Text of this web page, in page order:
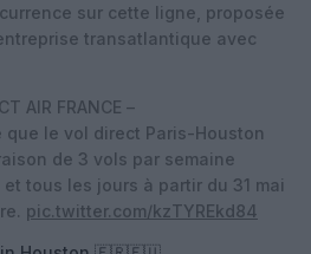
sur cette ligne, proposée
transatlantique avec
AIR FRANCE –
que le vol direct Paris-Houston
de 3 vols par semaine
tous les jours à partir du 31 mai
pic.twitter.com/kzTYREkd84